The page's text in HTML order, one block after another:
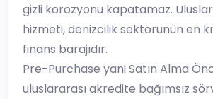
gizli korozyonu kapatamaz.
hizmeti, denizcilik sektörünün en
finans barajıdır.
​Pre-Purchase yani Satın Alma
uluslararası akredite bağımsız